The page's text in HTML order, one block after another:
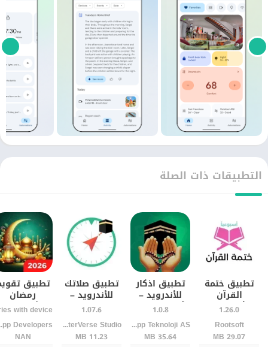
التطبيقات ذات الصلة
تطبيق ختمة
القرآن
أسبوعيًا
للأندرويد |
التزم بالقراءة
دون انقطاع
1.26.0
Rootsoft
29.07 MB
تطبيق اذكار
للأندرويد –
أذكار الصباح
والمساء
بسهولة
1.0.8
Assistant App Teknoloji AS
35.64 MB
تطبيق صلاتك
للأندرويد –
مواقيت الصلاة
واتجاه القبلة
بدقة
1.07.6
JupiterVerse Studio
11.23 MB
تطبيق
رمضان
للأندرويد –
أوقات
بدقة
يومية
NAN